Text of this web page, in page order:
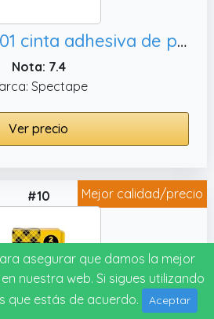
Spectape ST501 cinta adhesiva de papel de doble cara,54 cm de ancho
Nota: 7.4
Spectape
Ver precio
Mejor calidad/precio
#10
asegurar que damos la mejor
nuestra web. Si sigues utilizando
que estás de acuerdo.
Aceptar